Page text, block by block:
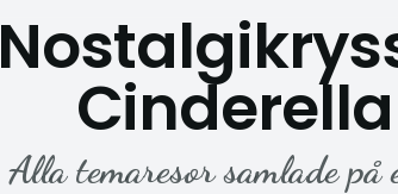
Alla temaresor samlade